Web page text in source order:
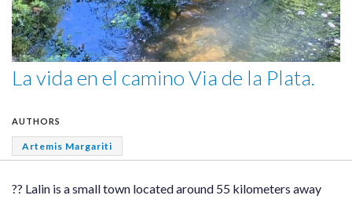
La vida en el camino Via de la Plata.
AUTHORS
Artemis Margariti
?? Lalin is a small town located around 55 kilometers away